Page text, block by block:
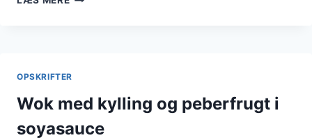
LØSNING
OPSKRIFTER
Wok med kylling og peberfrugt i
soyasauce